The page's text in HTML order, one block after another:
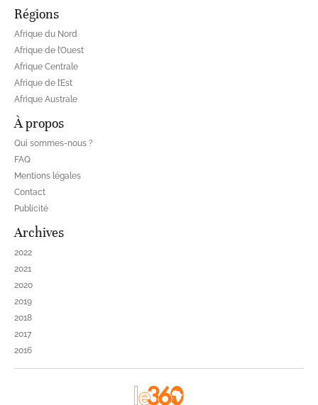
Régions
Afrique du Nord
Afrique de l’Ouest
Afrique Centrale
Afrique de l’Est
Afrique Australe
À propos
Qui sommes-nous ?
FAQ
Mentions légales
Contact
Publicité
Archives
2022
2021
2020
2019
2018
2017
2016